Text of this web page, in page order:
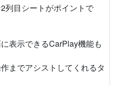
列目シートがポイントで
表示できるCarPlay機能も
までアシストしてくれるタ